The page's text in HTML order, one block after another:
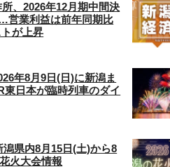
、2026年12月期中間決
営業利益は前年同期比
が上昇
年8月9日(日)に新潟ま
日本が臨時列車のダイ
潟県内8月15日(土)から8
火大会情報